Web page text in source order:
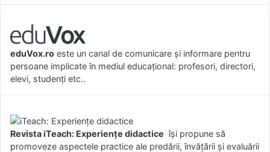
eduVox.ro este un canal de comunicare și informare pentru
persoane implicate în mediul educațional: profesori, directori,
elevi, studenți etc..
Revista iTeach: Experienţe didactice îşi propune să
promoveze aspectele practice ale predării, învăţării şi evaluării